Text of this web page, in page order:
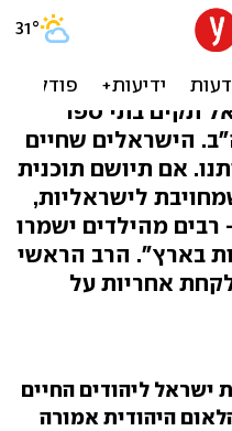
בתי ספר
תקים בתי ספר
הישראלים שחיים
אם תיושם תוכנית
לישראליות,
מהילדים ישמרו
בארץ". הרב הראשי
אחריות על
ישראל ליהודים החיים
היהודית אמורה